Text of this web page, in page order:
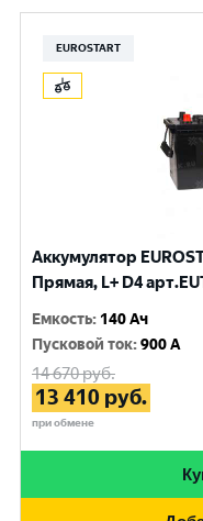
EUROSTART
Аккумулятор
Прямая, L+ D4
Емкость: 140 Ач
Пусковой ток:900 A
14 670руб.
13 410 руб.
при обмене